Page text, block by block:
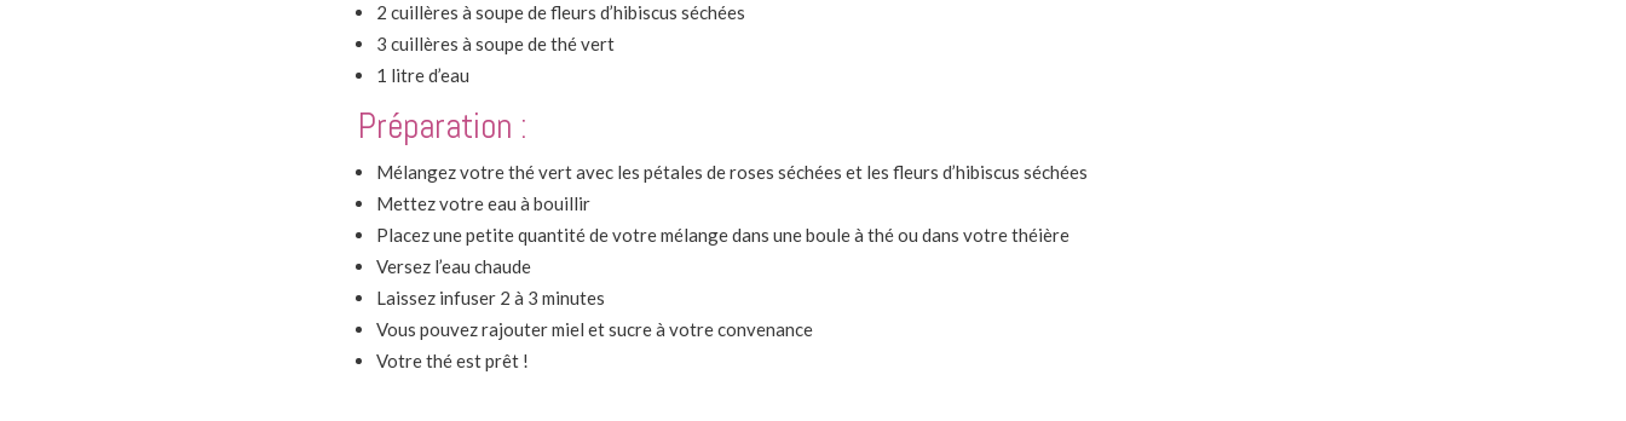
2 cuillères à soupe de fleurs d’hibiscus séchées
3 cuillères à soupe de thé vert
1 litre d’eau
Préparation :
Mélangez votre thé vert avec les pétales de roses séchées et les fleurs d’hibiscus séchées
Mettez votre eau à bouillir
Placez une petite quantité de votre mélange dans une boule à thé ou dans votre théière
Versez l’eau chaude
Laissez infuser 2 à 3 minutes
Vous pouvez rajouter miel et sucre à votre convenance
Votre thé est prêt !